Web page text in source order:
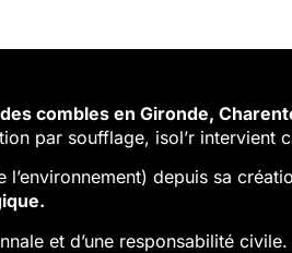
combles en Gironde,
par soufflage, isol’r
l’environnement) depuis sa
et d’une responsabilité civile.